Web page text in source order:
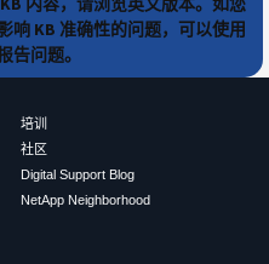
响 KB 准确性的问题，可以使用
告问题。
培训
社区
Digital Support Blog
NetApp Neighborhood